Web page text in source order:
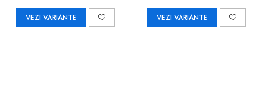
VEZI VARIANTE VEZI VARIANTE